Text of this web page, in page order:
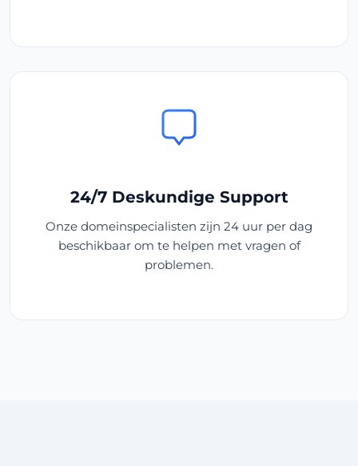
24/7 Deskundige Support
Onze domeinspecialisten zijn 24 uur per dag
beschikbaar om te helpen met vragen of
problemen.